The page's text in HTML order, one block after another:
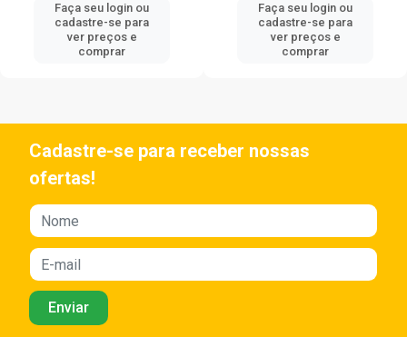
Faça seu login ou
cadastre-se para
ver preços e
comprar
Faça seu login ou
cadastre-se para
ver preços e
comprar
Cadastre-se para receber nossas
ofertas!